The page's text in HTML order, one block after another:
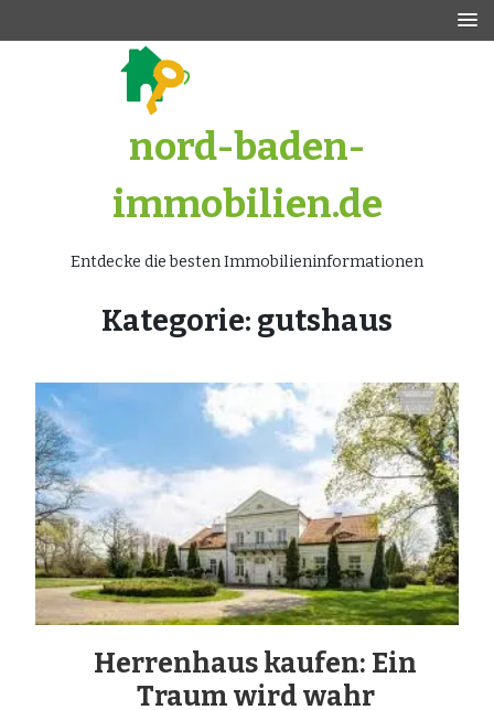
nord-baden-
immobilien.de
Entdecke die besten Immobilieninformationen
Kategorie: gutshaus
Herrenhaus kaufen: Ein
Traum wird wahr